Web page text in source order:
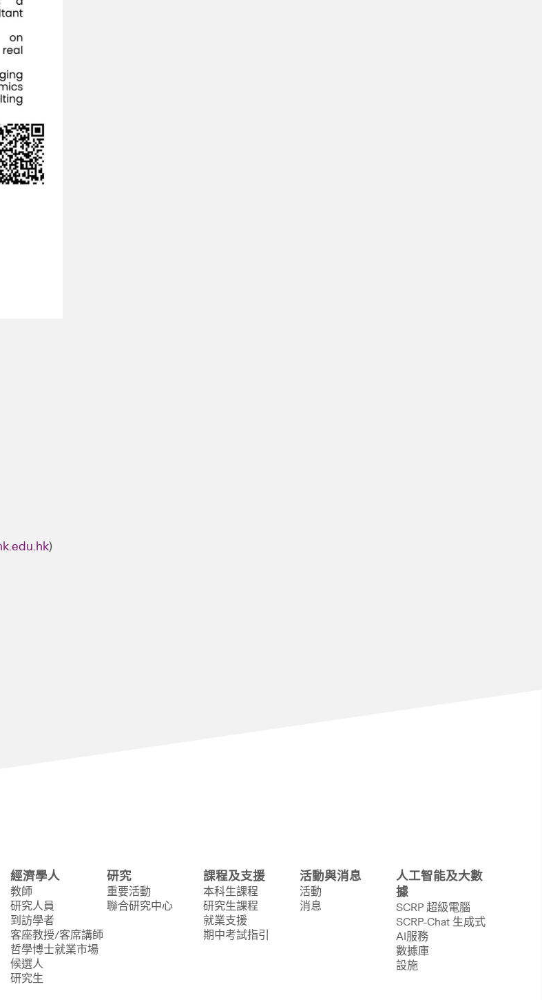
)
經濟學人
教師
研究人員
到訪學者
客座教授/客席講師
哲學博士就業市場
候選人
研究生
研究
重要活動
聯合研究中心
課程及支援
本科生課程
研究生課程
就業支援
期中考試指引
活動與消息
活動
消息
人工智能及大數
據
SCRP 超級電腦
SCRP-Chat 生成式
AI服務
數據庫
設施